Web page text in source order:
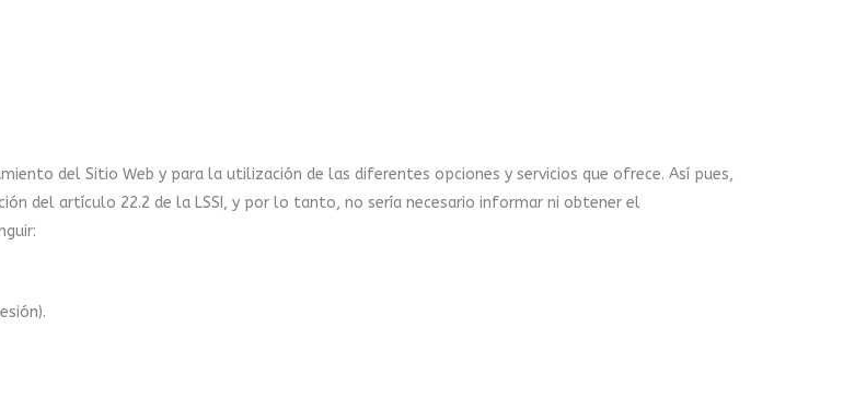
del Sitio Web y para la utilización de las diferentes opciones y servicios que ofrece. Así pues,
del artículo 22.2 de la LSSI, y por lo tanto, no sería necesario informar ni obtener el